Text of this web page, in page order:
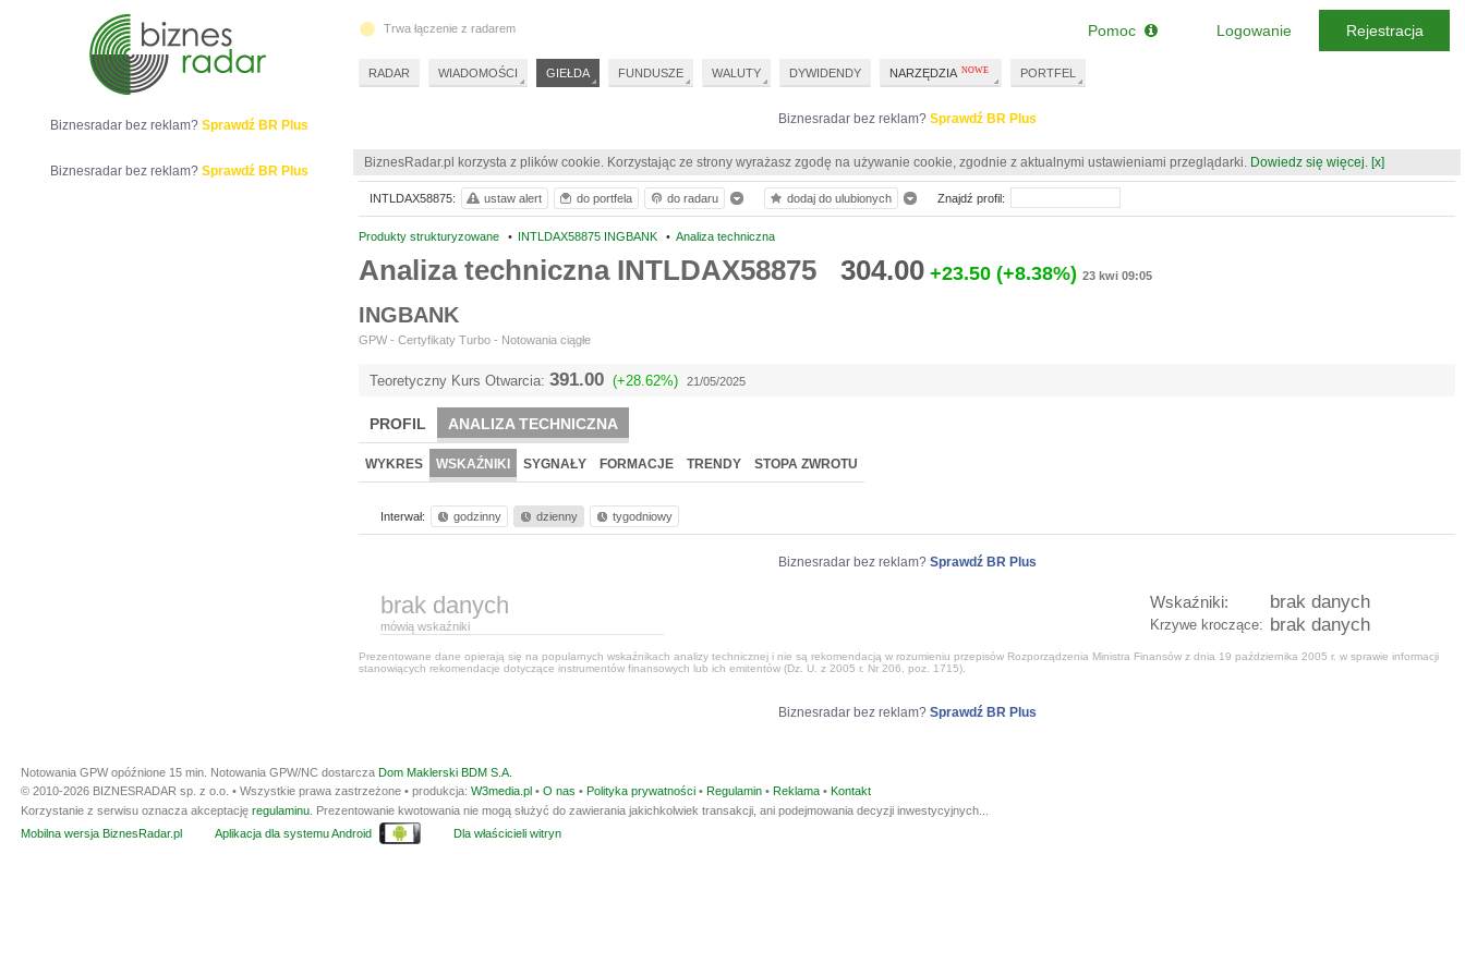
Biznesradar bez reklam? Sprawdź BR Plus
BiznesRadar.pl korzysta z plików cookie. Korzystając ze strony wyrażasz zgodę na używanie cookie, zgodnie z aktualnymi ustawieniami przeglądarki. Dowiedz się więcej. [x]
Produkty strukturyzowane • INTLDAX58875 INGBANK • Analiza techniczna
Analiza techniczna INTLDAX58875 304.00 +23.50 (+8.38%) 23 kwi 09:05
INGBANK
GPW - Certyfikaty Turbo - Notowania ciągłe
Teoretyczny Kurs Otwarcia: 391.00 (+28.62%) 21/05/2025
PROFIL ANALIZA TECHNICZNA
WYKRES WSKAŹNIKI SYGNAŁY FORMACJE TRENDY STOPA ZWROTU
Interwał: godzinny dzienny tygodniowy
Biznesradar bez reklam? Sprawdź BR Plus
brak danych
mówią wskaźniki
brak danych
Wskaźniki:
brak danych
Krzywe kroczące:
Prezentowane dane opierają się na popularnych wskaźnikach analizy technicznej i nie są rekomendacją w rozumieniu przepisów Rozporządzenia Ministra Finansów z dnia 19 października 2005 r. w sprawie informacji
stanowiących rekomendacje dotyczące instrumentów finansowych lub ich emitentów (Dz. U. z 2005 r. Nr 206, poz. 1715).
Biznesradar bez reklam? Sprawdź BR Plus
INTLDAX58875: ustaw alert do portfela do radaru dodaj do ulubionych Znajdź profil:
Biznesradar bez reklam? Sprawdź BR Plus
Biznesradar bez reklam? Sprawdź BR Plus
Trwa łączenie z radarem
RADAR WIADOMOŚCI GIEŁDA FUNDUSZE WALUTY DYWIDENDY NARZĘDZIA PORTFEL
Pomoc Logowanie Rejestracja
Notowania GPW opóźnione 15 min. Notowania GPW/NC dostarcza Dom Maklerski BDM S.A.
© 2010-2026 BIZNESRADAR sp. z o.o. • Wszystkie prawa zastrzeżone • produkcja: W3media.pl • O nas • Polityka prywatności • Regulamin • Reklama • Kontakt
Korzystanie z serwisu oznacza akceptację regulaminu . Prezentowanie kwotowania nie mogą służyć do zawierania jakichkolwiek transakcji, ani podejmowania decyzji inwestycyjnych...
Mobilna wersja BiznesRadar.pl
Aplikacja dla systemu Android Dla właścicieli witryn